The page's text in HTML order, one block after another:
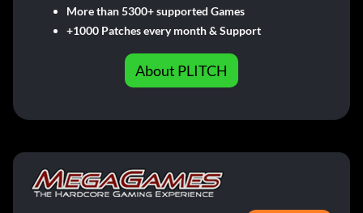
More than 5300+ supported Games
+1000 Patches every month & Support
About PLITCH